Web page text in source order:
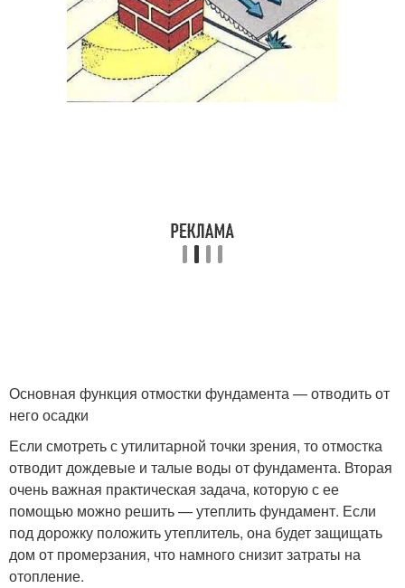
Основная функция отмостки фундамента — отводить от
него осадки
Если смотреть с утилитарной точки зрения, то отмостка
отводит дождевые и талые воды от фундамента. Вторая
очень важная практическая задача, которую с ее
помощью можно решить — утеплить фундамент. Если
под дорожку положить утеплитель, она будет защищать
дом от промерзания, что намного снизит затраты на
отопление.